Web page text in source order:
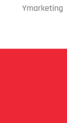
Ymarketing